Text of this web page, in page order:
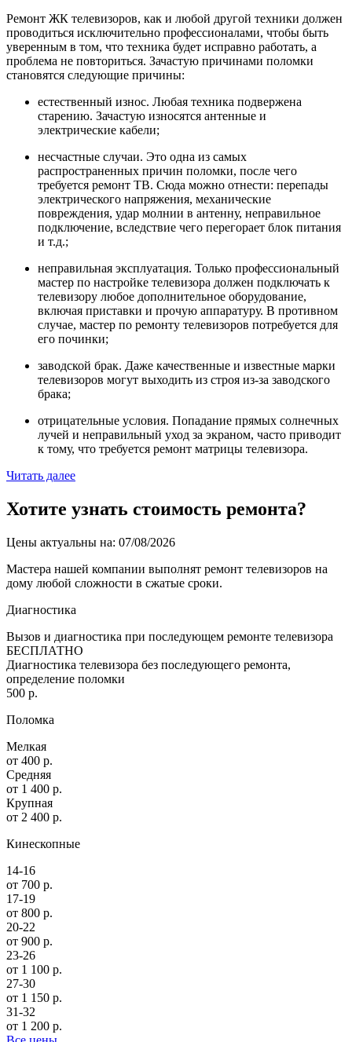
Ремонт ЖК телевизоров, как и любой другой техники должен
проводиться исключительно профессионалами, чтобы быть
уверенным в том, что техника будет исправно работать, а
проблема не повториться. Зачастую причинами поломки
становятся следующие причины:
естественный износ. Любая техника подвержена
старению. Зачастую износятся антенные и
электрические кабели;
несчастные случаи. Это одна из самых
распространенных причин поломки, после чего
требуется ремонт ТВ. Сюда можно отнести: перепады
электрического напряжения, механические
повреждения, удар молнии в антенну, неправильное
подключение, вследствие чего перегорает блок питания
и т.д.;
неправильная эксплуатация. Только профессиональный
мастер по настройке телевизора должен подключать к
телевизору любое дополнительное оборудование,
включая приставки и прочую аппаратуру. В противном
случае, мастер по ремонту телевизоров потребуется для
его починки;
заводской брак. Даже качественные и известные марки
телевизоров могут выходить из строя из-за заводского
брака;
отрицательные условия. Попадание прямых солнечных
лучей и неправильный уход за экраном, часто приводит
к тому, что требуется ремонт матрицы телевизора.
Читать далее
Хотите узнать стоимость ремонта?
Цены актуальны на: 07/08/2026
Мастера нашей компании выполнят ремонт телевизоров на
дому любой сложности в сжатые сроки.
Диагностика
Вызов и диагностика при последующем ремонте телевизора
БЕСПЛАТНО
Диагностика телевизора без последующего ремонта,
определение поломки
500 р.
Поломка
Мелкая
от 400 р.
Средняя
от 1 400 р.
Крупная
от 2 400 р.
Кинескопные
14-16
от 700 р.
17-19
от 800 р.
20-22
от 900 р.
23-26
от 1 100 р.
27-30
от 1 150 р.
31-32
от 1 200 р.